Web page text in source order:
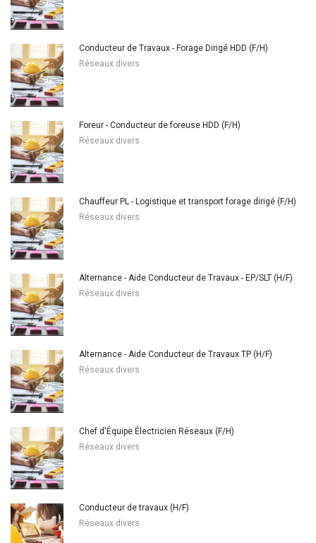
Conducteur de Travaux - Forage Dirigé HDD (F/H)
Réseaux divers
Foreur - Conducteur de foreuse HDD (F/H)
Réseaux divers
Chauffeur PL - Logistique et transport forage dirigé (F/H)
Réseaux divers
Alternance - Aide Conducteur de Travaux - EP/SLT (H/F)
Réseaux divers
Alternance - Aide Conducteur de Travaux TP (H/F)
Réseaux divers
Chef d'Équipe Électricien Réseaux (F/H)
Réseaux divers
Conducteur de travaux (H/F)
Réseaux divers